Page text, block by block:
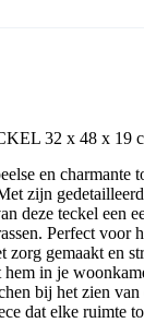
32 x 48 x 19
en charmante
zijn
deze teckel een
Perfect voor
zorg gemaakt en
in je
bij het zien
dat elke ruimte